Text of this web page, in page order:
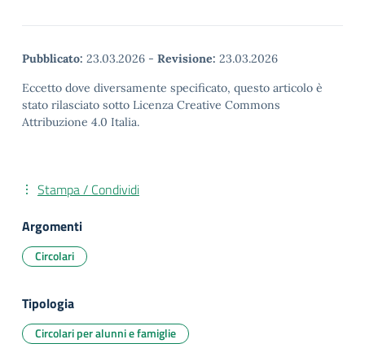
Pubblicato: 23.03.2026 - Revisione: 23.03.2026
Eccetto dove diversamente specificato, questo articolo è
stato rilasciato sotto Licenza Creative Commons
Attribuzione 4.0 Italia.
Stampa / Condividi
Argomenti
Circolari
Tipologia
Circolari per alunni e famiglie